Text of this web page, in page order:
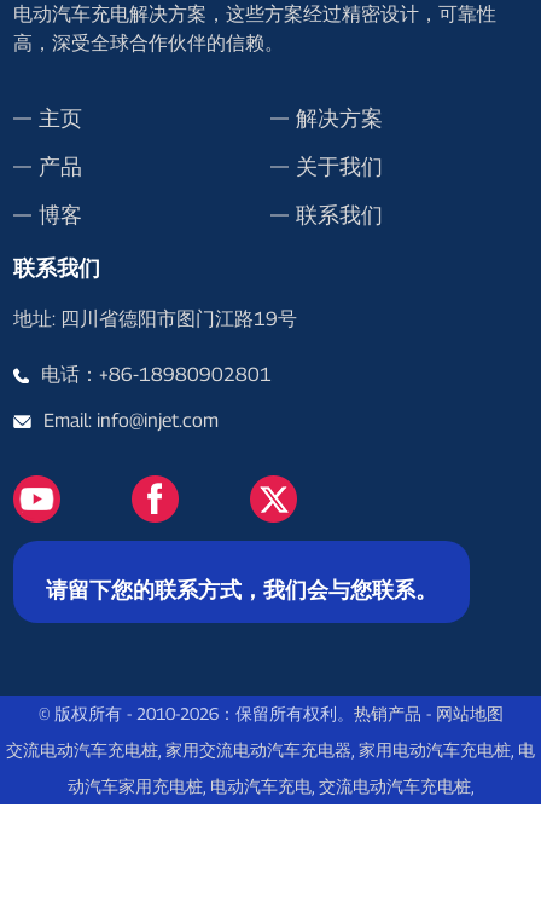
电动汽车充电解决方案，这些方案经过精密设计，可靠性
高，深受全球合作伙伴的信赖。
主页
解决方案
产品
关于我们
博客
联系我们
联系我们
地址: 四川省德阳市图门江路19号
电话：+86-18980902801
Email: info@injet.com
请留下您的联系方式，我们会与您联系。
© 版权所有 - 2010-2026：保留所有权利。 热销产品 - 网站地图
交流电动汽车充电桩 家用交流电动汽车充电器 家用电动汽车充电桩 电
动汽车家用充电桩, 电动汽车充电, 交流电动汽车充电桩,